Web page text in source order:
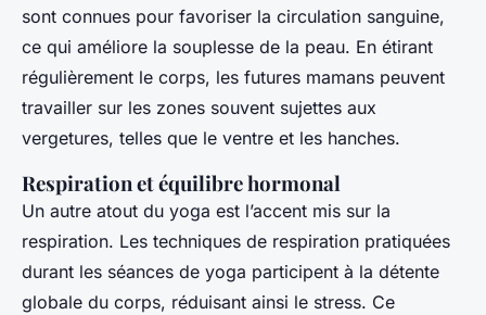
sont connues pour favoriser la circulation sanguine,
ce qui améliore la souplesse de la peau. En étirant
régulièrement le corps, les futures mamans peuvent
travailler sur les zones souvent sujettes aux
vergetures, telles que le ventre et les hanches.
Respiration et équilibre hormonal
Un autre atout du yoga est l’accent mis sur la
respiration. Les techniques de respiration pratiquées
durant les séances de yoga participent à la détente
globale du corps, réduisant ainsi le stress. Ce